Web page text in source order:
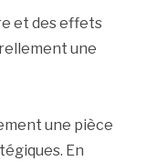
et des effets
une
une pièce
En